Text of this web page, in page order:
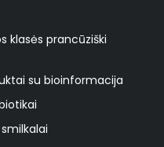
klasės prancūziški
su bioinformacija